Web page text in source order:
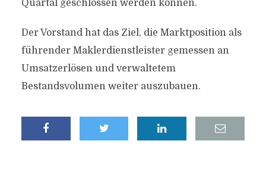
Quartal geschlossen werden können.
Der Vorstand hat das Ziel, die Marktposition als
führender Maklerdienstleister gemessen an
Umsatzerlösen und verwaltetem
Bestandsvolumen weiter auszubauen.